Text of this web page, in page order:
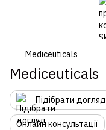
Mediceuticals
Mediceuticals
Підібрати догляд
Онлайн консультації